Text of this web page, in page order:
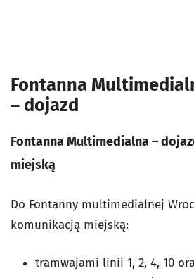
Fontanna
– dojazd
Fontanna Multimedialna –
miejską
Do Fontanny multimedialnej
komunikacją miejską:
tramwajami linii 1, 2, 4, 10